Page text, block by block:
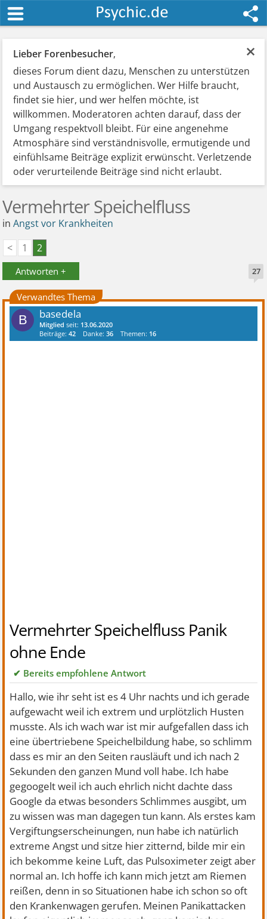
×
Lieber Forenbesucher,
dieses Forum dient dazu, Menschen zu unterstützen
und Austausch zu ermöglichen. Wer Hilfe braucht,
findet sie hier, und wer helfen möchte, ist
willkommen. Moderatoren achten darauf, dass der
Umgang respektvoll bleibt. Für eine angenehme
Atmosphäre sind verständnisvolle, ermutigende und
einfühlsame Beiträge explizit erwünscht. Verletzende
oder verurteilende Beiträge sind nicht erlaubt.
Vermehrter Speichelfluss
inAngst vor Krankheiten
<
1 2
Antworten + 27
Verwandtes Thema
B basedela
Mitglied seit: 13.06.2020
Beiträge:42 Danke:36 Themen: 16
Vermehrter Speichelfluss Panik
ohne Ende
✔ Bereits empfohlene Antwort
Hallo, wie ihr seht ist es 4 Uhr nachts und ich gerade
aufgewacht weil ich extrem und urplötzlich Husten
musste. Als ich wach war ist mir aufgefallen dass ich
eine übertriebene Speichelbildung habe, so schlimm
dass es mir an den Seiten rausläuft und ich nach 2
Sekunden den ganzen Mund voll habe. Ich habe
gegoogelt weil ich auch ehrlich nicht dachte dass
Google da etwas besonders Schlimmes ausgibt, um
zu wissen was man dagegen tun kann. Als erstes kam
Vergiftungserscheinungen, nun habe ich natürlich
extreme Angst und sitze hier zitternd, bilde mir ein
ich bekomme keine Luft, das Pulsoximeter zeigt aber
normal an. Ich hoffe ich kann mich jetzt am Riemen
reißen, denn in so Situationen habe ich schon so oft
den Krankenwagen gerufen. Meinen Panikattacken